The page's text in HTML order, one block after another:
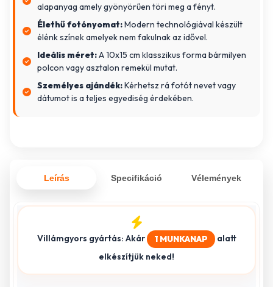
alapanyag amely gyönyörűen töri meg a fényt.
Élethű fotónyomat:Modern technológiával készült
élénk színek amelyek nem fakulnak az idővel.
Ideális méret:A 10x15 cm klasszikus forma bármilyen
polcon vagy asztalon remekül mutat.
Személyes ajándék:Kérhetsz rá fotót nevet vagy
dátumot is a teljes egyediség érdekében.
Leírás Specifikáció Vélemények
Villámgyors gyártás: Akár 1 MUNKANAP
alatt
elkészítjük neked!